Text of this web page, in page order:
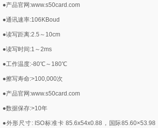
●产品官网:www.s50card.com
●通讯速率:106KBoud
●读写距离:2.5～10cm
●读写时间:1～2ms
●工作温度:-80℃～180℃
●擦写寿命:>100,000次
●产品官网:www.s50card.com
●数据保存:>10年
●外形尺寸: ISO标准卡 85.6x54x0.88，国际85.60×53.98